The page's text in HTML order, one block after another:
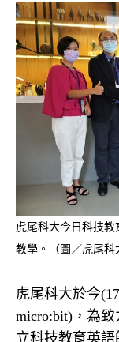
虎尾科大今日科技
教學。（圖／虎尾科
虎尾科大於今
micro:bit)，為
立科技教育英語